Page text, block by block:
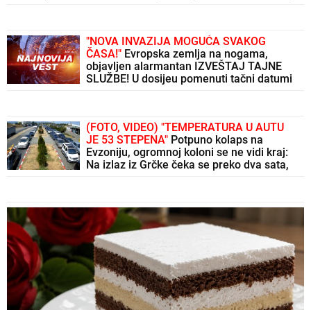
"NOVA INVAZIJA MOGUĆA SVAKOG
ČASA!" Evropska zemlja na nogama,
objavljen alarmantan IZVEŠTAJ TAJNE
SLUŽBE! U dosijeu pomenuti tačni datumi
(FOTO, VIDEO) "TEMPERATURA U AUTU
JE 53 STEPENA" Potpuno kolaps na
Evzoniju, ogromnoj koloni se ne vidi kraj:
Na izlaz iz Grčke čeka se preko dva sata,